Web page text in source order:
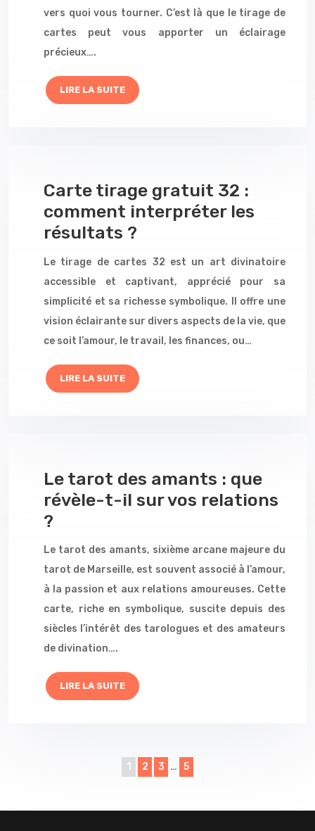
vers quoi vous tourner. C’est là que le tirage de
cartes peut vous apporter un éclairage
précieux….
LIRE LA SUITE
Carte tirage gratuit 32 :
comment interpréter les
résultats ?
Le tirage de cartes 32 est un art divinatoire
accessible et captivant, apprécié pour sa
simplicité et sa richesse symbolique. Il offre une
vision éclairante sur divers aspects de la vie, que
ce soit l’amour, le travail, les finances, ou…
LIRE LA SUITE
Le tarot des amants : que
révèle-t-il sur vos relations
?
Le tarot des amants, sixième arcane majeure du
tarot de Marseille, est souvent associé à l’amour,
à la passion et aux relations amoureuses. Cette
carte, riche en symbolique, suscite depuis des
siècles l’intérêt des tarologues et des amateurs
de divination….
LIRE LA SUITE
1 2 3 … 5